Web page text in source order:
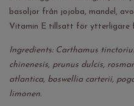
basoljor från jojoba, mandel,
Vitamin E tillsatt för ytterligare
Ingredients: Carthamus
chinenesis, prunus dulcis,
atlantica, boswellia carterii,
limonen.